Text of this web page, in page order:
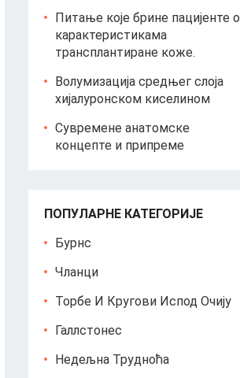
Питање које брине пацијенте о
карактеристикама
трансплантиране коже.
Волумизација средњег слоја
хијалуронском киселином
Сувремене анатомске
концепте и припреме
ПОПУЛАРНЕ КАТЕГОРИЈЕ
Бурнс
Чланци
Торбе И Кругови Испод Очију
Галлстонес
Недељна Трудноћа